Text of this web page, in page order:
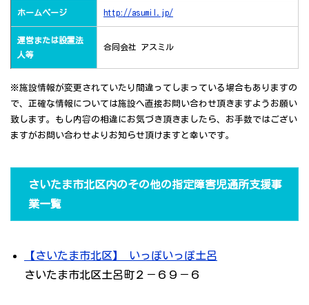
ホームページ http://asumil.jp/
運営または設置法
人等
合同会社 アスミル
※施設情報が変更されていたり間違ってしまっている場合もありますの
で、正確な情報については施設へ直接お問い合わせ頂きますようお願い
致します。もし内容の相違にお気づき頂きましたら、お手数ではござい
ますがお問い合わせよりお知らせ頂けますと幸いです。
さいたま市北区内のその他の指定障害児通所支援事
業一覧
【さいたま市北区】 いっぽいっぽ土呂
さいたま市北区土呂町２－６９－６